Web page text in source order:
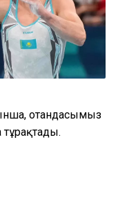
отандасымыз
тұрақтады.